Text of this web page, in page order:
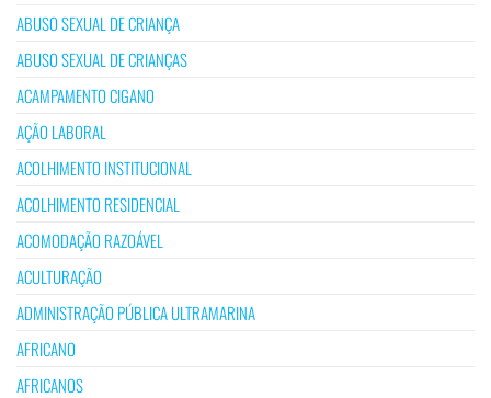
ABUSO SEXUAL DE CRIANÇA
ABUSO SEXUAL DE CRIANÇAS
ACAMPAMENTO CIGANO
AÇÃO LABORAL
ACOLHIMENTO INSTITUCIONAL
ACOLHIMENTO RESIDENCIAL
ACOMODAÇÃO RAZOÁVEL
ACULTURAÇÃO
ADMINISTRAÇÃO PÚBLICA ULTRAMARINA
AFRICANO
AFRICANOS